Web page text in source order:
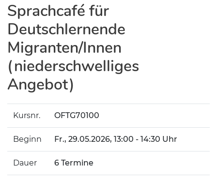
Sprachcafé für
Deutschlernende
Migranten/Innen
(niederschwelliges
Angebot)
Kursnr. OFTG70100
Beginn Fr., 29.05.2026, 13:00 - 14:30 Uhr
Dauer 6 Termine